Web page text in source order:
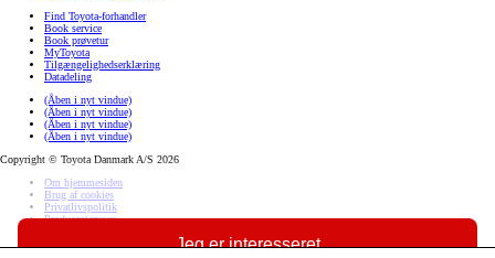
Jeg er interesseret
Find Toyota-forhandler
Book service
Book prøvetur
MyToyota
Tilgængelighedserklæring
Datadeling
(Åben i nyt vindue)
(Åben i nyt vindue)
(Åben i nyt vindue)
(Åben i nyt vindue)
Copyright © Toyota Danmark A/S 2026
Om hjemmesiden
Brug af cookies
Privatlivspolitik
Producentansvar